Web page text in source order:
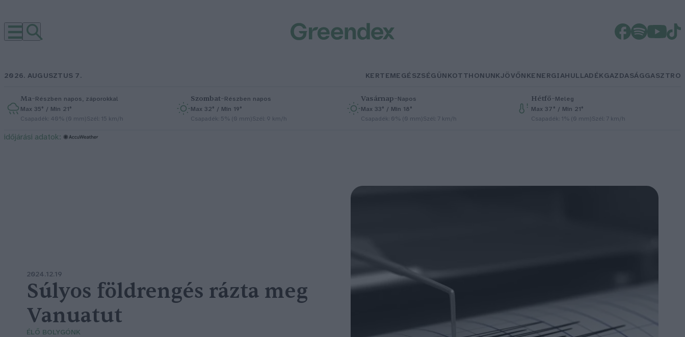
2026. AUGUSZTUS 7. KERTEMEGÉSZSÉGÜNKOTTHONUNKJÖVŐNKENERGIAHULLADÉKGAZDASÁGGASZTRO
Ma–Részben napos, záporokkal
Max 35° / Min 21°
Csapadék: 40% (0 mm)Szél: 15 km/h
Szombat–Részben napos
Max 32° / Min 19°
Csapadék: 5% (0 mm)Szél: 9 km/h
Vasárnap–Napos
Max 33° / Min 18°
Csapadék: 0% (0 mm)Szél: 7 km/h
Hétfő–Meleg
Max 37° / Min 21°
Csapadék: 1% (0 mm)Szél: 7 km/h
időjárási adatok:
2024.12.19
Súlyos földrengés rázta meg
Vanuatut
ÉLŐ BOLYGÓNK